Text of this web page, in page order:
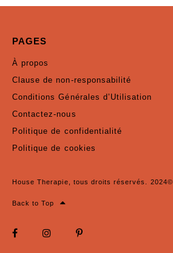
PAGES
À propos
Clause de non-responsabilité
Conditions Générales d’Utilisation
Contactez-nous
Politique de confidentialité
Politique de cookies
House Therapie, tous droits réservés. 2024©
Back to Top